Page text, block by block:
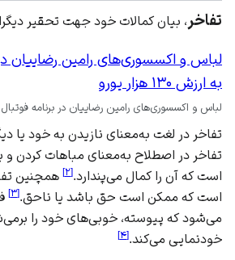
تفاخر ، بیان کمالات خود جهت تحقیر
لباس و اکسسوری‌های رامین رضاییان در
به ارزش ۱۳۰ هزار یورو
لباس و اکسسوری‌های رامین رضاییان در برنامه فوتبال برتر به
تفاخر در لغت به‌معنای نازیدن به خود یا
تفاخر در اصطلاح به‌معنای مباهات کردن و
است که آن را کمال می‌پندارد.[۲] همچنین
است که ممکن است حق باشد یا ناحق.[۳]
می‌شود که پیوسته، خوبی‌های خود را
خودنمایی می‌کند.[۴]